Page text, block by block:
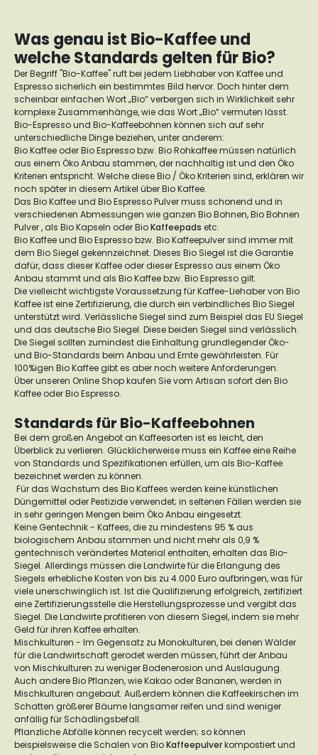
Was genau ist Bio-Kaffee und
welche Standards gelten für Bio?
Der Begriff "Bio-Kaffee" ruft bei jedem Liebhaber von Kaffee und
Espresso sicherlich ein bestimmtes Bild hervor. Doch hinter dem
scheinbar einfachen Wort „Bio“ verbergen sich in Wirklichkeit sehr
komplexe Zusammenhänge, wie das Wort „Bio“ vermuten lässt.
Bio-Espresso und Bio-Kaffeebohnen können sich auf sehr
unterschiedliche Dinge beziehen, unter anderem:
Bio Kaffee oder Bio Espresso bzw. Bio Rohkaffee müssen natürlich
aus einem Öko Anbau stammen, der nachhaltig ist und den Öko
Kriterien entspricht. Welche diese Bio / Öko Kriterien sind, erklären wir
noch später in diesem Artikel über Bio Kaffee.
Das Bio Kaffee und Bio Espresso Pulver muss schonend und in
verschiedenen Abmessungen wie ganzen Bio Bohnen, Bio Bohnen
Pulver , als Bio Kapseln oder BioKaffeepads etc.
Bio Kaffee und Bio Espresso bzw. Bio Kaffeepulver sind immer mit
dem Bio Siegel gekennzeichnet. Dieses Bio Siegel ist die Garantie
dafür, dass dieser Kaffee oder dieser Espresso aus einem Öko
Anbau stammt und als Bio Kaffee bzw. Bio Espresso gilt.
Die vielleicht wichtigste Voraussetzung für Kaffee-Liehaber von Bio
Kaffee ist eine Zertifizierung, die durch ein verbindliches Bio Siegel
unterstützt wird. Verlässliche Siegel sind zum Beispiel das EU Siegel
und das deutsche Bio Siegel. Diese beiden Siegel sind verlässlich.
Die Siegel sollten zumindest die Einhaltung grundlegender Öko-
und Bio-Standards beim Anbau und Ernte gewährleisten. Für
100%igen Bio Kaffee gibt es aber noch weitere Anforderungen.
Über unseren Online Shop kaufen Sie vom Artisan sofort den Bio
Kaffee oder Bio Espresso.
Standards für Bio-Kaffeebohnen
Bei dem großen Angebot an Kaffeesorten ist es leicht, den
Überblick zu verlieren. Glücklicherweise muss ein Kaffee eine Reihe
von Standards und Spezifikationen erfüllen, um als Bio-Kaffee
bezeichnet werden zu können.
Für das Wachstum des Bio Kaffees werden keine künstlichen
Düngemittel oder Pestizide verwendet; in seltenen Fällen werden sie
in sehr geringen Mengen beim Öko Anbau eingesetzt.
Keine Gentechnik - Kaffees, die zu mindestens 95 % aus
biologischem Anbau stammen und nicht mehr als 0,9 %
gentechnisch verändertes Material enthalten, erhalten das Bio-
Siegel. Allerdings müssen die Landwirte für die Erlangung des
Siegels erhebliche Kosten von bis zu 4.000 Euro aufbringen, was für
viele unerschwinglich ist. Ist die Qualifizierung erfolgreich, zertifiziert
eine Zertifizierungsstelle die Herstellungsprozesse und vergibt das
Siegel. Die Landwirte profitieren von diesem Siegel, indem sie mehr
Geld für ihren Kaffee erhalten.
Mischkulturen - Im Gegensatz zu Monokulturen, bei denen Wälder
für die Landwirtschaft gerodet werden müssen, führt der Anbau
von Mischkulturen zu weniger Bodenerosion und Auslaugung.
Auch andere Bio Pflanzen, wie Kakao oder Bananen, werden in
Mischkulturen angebaut. Außerdem können die Kaffeekirschen im
Schatten größerer Bäume langsamer reifen und sind weniger
anfällig für Schädlingsbefall.
Pflanzliche Abfälle können recycelt werden; so können
beispielsweise die Schalen von BioKaffeepulverkompostiert und